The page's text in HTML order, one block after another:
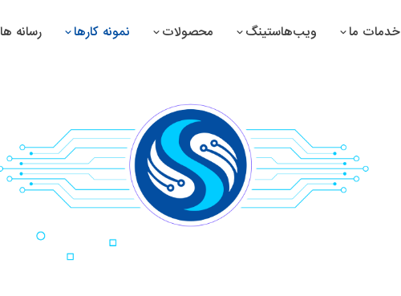
خدمات ما ویب‌هاستینگ محصولات
سیستم مدیریت صرافی
سیستم مدیریت تانک تیل
سیستم مدیریت پرزه جات
سیستم مدیریت تولیدات
سیستم مدیریت منابع بشری
نمونه کارها رسانه ها